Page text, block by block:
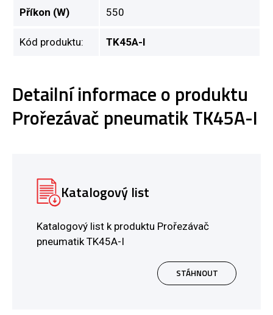
Příkon (W) 550
Kód produktu: TK45A-I
Detailní informace o produktu
Prořezávač pneumatik TK45A-I
Katalogový list
Katalogový list k produktu Prořezávač
pneumatik TK45A-I
STÁHNOUT